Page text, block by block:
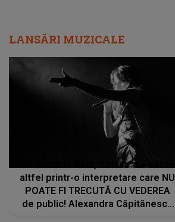
LANSĂRI MUZICALE
De această dată, "Dilaila" se simte
altfel printr-o interpretare care NU
POATE FI TRECUTĂ CU VEDEREA
de public! Alexandra Căpitănescu